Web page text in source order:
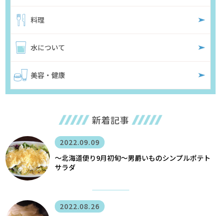
料理
水について
美容・健康
新着記事
2022.09.09
〜北海道便り9月初旬～男爵いものシンプルポテト
サラダ
2022.08.26